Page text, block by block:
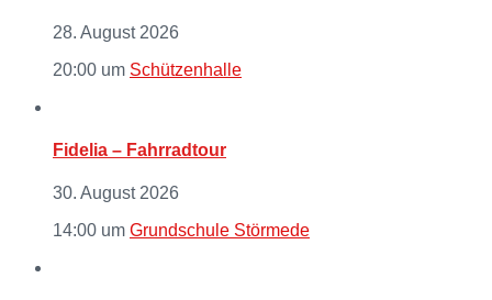
28. August 2026
20:00 um Schützenhalle
Fidelia – Fahrradtour
30. August 2026
14:00 um Grundschule Störmede